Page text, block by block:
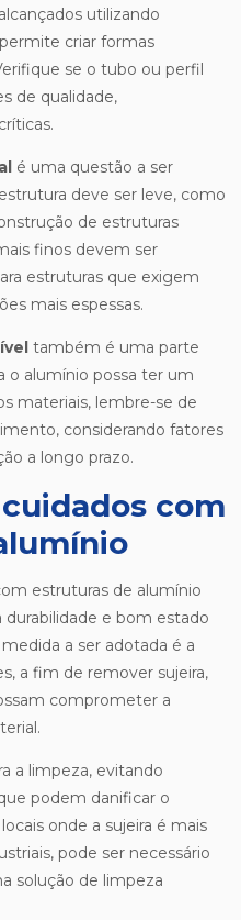
utilizando
criar formas
se o tubo ou perfil
de qualidade,
é uma questão a ser
deve ser leve, como
de estruturas
finos devem ser
estruturas que exigem
mais espessas.
também é uma parte
o alumínio possa ter um
materiais, lembre-se de
considerando fatores
a longo prazo.
com
estruturas de alumínio
durabilidade e bom estado
a ser adotada é a
a fim de remover sujeira,
comprometer a
a limpeza, evitando
podem danificar o
onde a sujeira é mais
pode ser necessário
solução de limpeza